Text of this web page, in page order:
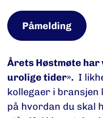
Påmelding
Årets Høstmøte har
urolige tider». I
kollegaer i bransjen
på hvordan du skal